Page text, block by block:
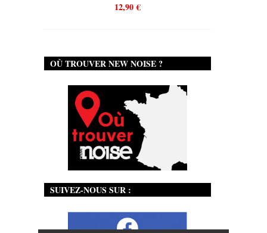
12,90€
OÙ TROUVER NEW NOISE ?
SUIVEZ-NOUS SUR :